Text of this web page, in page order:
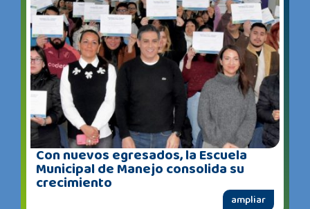
Con nuevos egresados, la Escuela
Municipal de Manejo consolida su
crecimiento
ampliar